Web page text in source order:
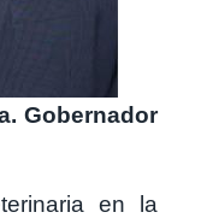
Gobernador
en la